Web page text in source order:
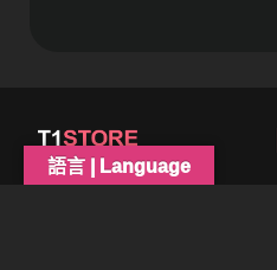
語言 | Language